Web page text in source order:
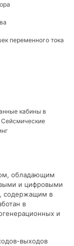
переменного тока
кабины в
обладающим
и цифровыми
содержащим в
в
и
выходов